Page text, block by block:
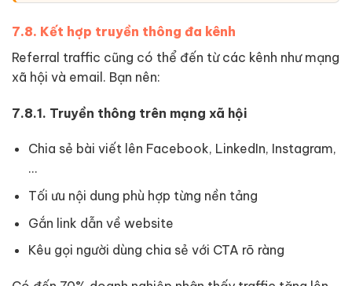
7.8. Kết hợp truyền thông đa kênh
Referral traffic cũng có thể đến từ các kênh như mạng
xã hội và email. Bạn nên:
7.8.1. Truyền thông trên mạng xã hội
Chia sẻ bài viết lên Facebook, LinkedIn, Instagram,
…
Tối ưu nội dung phù hợp từng nền tảng
Gắn link dẫn về website
Kêu gọi người dùng chia sẻ với CTA rõ ràng